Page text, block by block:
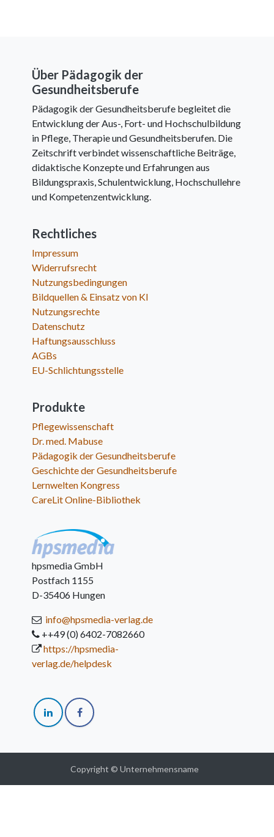
Über Pädagogik der
Gesundheitsberufe
Pädagogik der Gesundheitsberufe begleitet die
Entwicklung der Aus-, Fort- und Hochschulbildung
in Pflege, Therapie und Gesundheitsberufen. Die
Zeitschrift verbindet wissenschaftliche Beiträge,
didaktische Konzepte und Erfahrungen aus
Bildungspraxis, Schulentwicklung, Hochschullehre
und Kompetenzentwicklung.
Rechtliches
Impressum
Widerrufsrecht
Nutzungsbedingungen
Bildquellen & Einsatz von KI
Nutzungsrechte
Datenschutz
Haftungsausschluss
AGBs
EU-Schlichtungsstelle
Produkte
Pflegewissenschaft
Dr. med. Mabuse
Pädagogik der Gesundheitsberufe
Geschichte der Gesundheitsberufe
Lernwelten Kongress
CareLit Online-Bibliothek
hpsmedia GmbH
Postfach 1155
D-35406 Hungen
info@hpsmedia-verlag.de
++49 (0) 6402-7082660
https://hpsmedia-
verlag.de/helpdesk
Copyright © Unternehmensname